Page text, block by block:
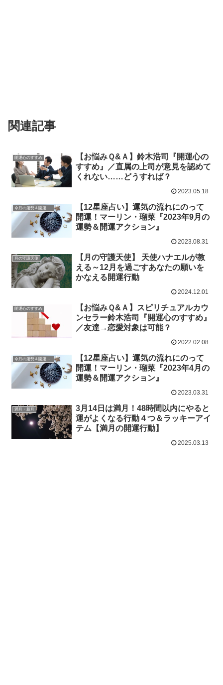
関連記事
開運心のすすめ
【お悩みＱ&Ａ】鈴木浩司『開運心の
すすめ』／直属の上司が意見を認めて
くれない……どうすれば？
2023.05.18
今月の運勢＆開運アクション
【12星座占い】運気の流れにのって
開運！マーリン・瑠菜『2023年9月の
運勢＆開運アクション』
2023.08.31
月の守護天使
【月の守護天使】 天使ハナエルが教
える～12月を過ごすあなたの願いを
かなえる開運行動
2024.12.01
開運心のすすめ
【お悩みＱ&Ａ】スピリチュアルカウ
ンセラー鈴木浩司『開運心のすすめ』
／友達→恋愛対象は可能？
2022.02.08
今月の運勢＆開運アクション
【12星座占い】運気の流れにのって
開運！マーリン・瑠菜『2023年4月の
運勢＆開運アクション』
2023.03.31
満月・新月
3月14日は満月！48時間以内にやると
運がよくなる行動４つ＆ラッキーアイ
テム【満月の開運行動】
2025.03.13